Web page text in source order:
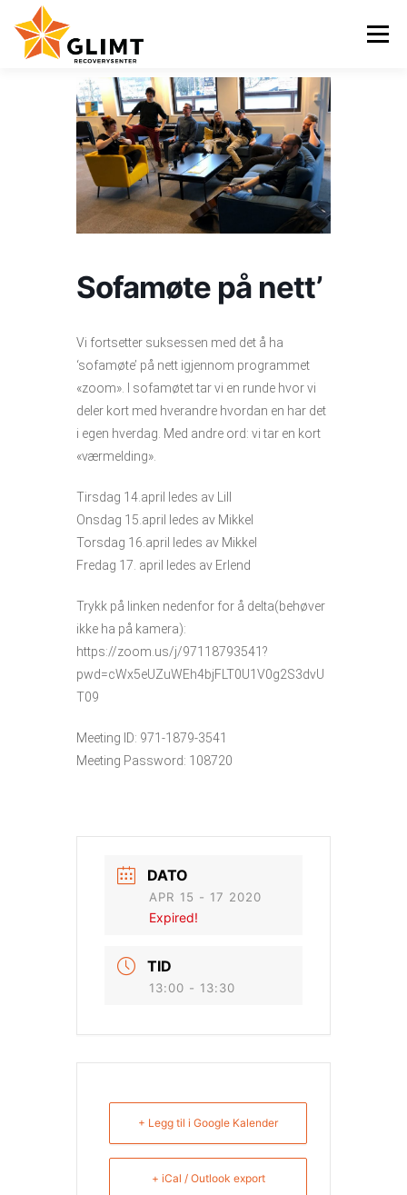
innhold
Meny
VI TILBYR NYHETER KALENDER OM OSS
KONTAKT ENGLISH
Sofamøte på nett’
Vi fortsetter suksessen med det å ha
‘sofamøte’ på nett igjennom programmet
«zoom». I sofamøtet tar vi en runde hvor vi
deler kort med hverandre hvordan en har det
i egen hverdag. Med andre ord: vi tar en kort
«værmelding».
Tirsdag 14.april ledes av Lill
Onsdag 15.april ledes av Mikkel
Torsdag 16.april ledes av Mikkel
Fredag 17. april ledes av Erlend
Trykk på linken nedenfor for å delta(behøver
ikke ha på kamera):
https://zoom.us/j/97118793541?
pwd=cWx5eUZuWEh4bjFLT0U1V0g2S3dvU
T09
Meeting ID: 971-1879-3541
Meeting Password: 108720
DATO
APR 15 - 17 2020
Expired!
TID
13:00 - 13:30
+ Legg til i Google Kalender
+ iCal / Outlook export